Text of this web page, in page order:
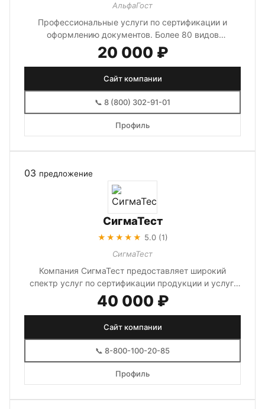
АльфаГост
Профессиональные услуги по сертификации и
оформлению документов. Более 80 видов
сертификатов и разрешительных документов...
20 000 ₽
Сайт компании
📞 8 (800) 302-91-01
Профиль
03 предложение
СигмаТест
★★★★★ 5.0 (1)
СигмаТест
Компания СигмаТест предоставляет широкий
спектр услуг по сертификации продукции и услуг.
Мы помогаем получить все необхо...
40 000 ₽
Сайт компании
📞 8-800-100-20-85
Профиль